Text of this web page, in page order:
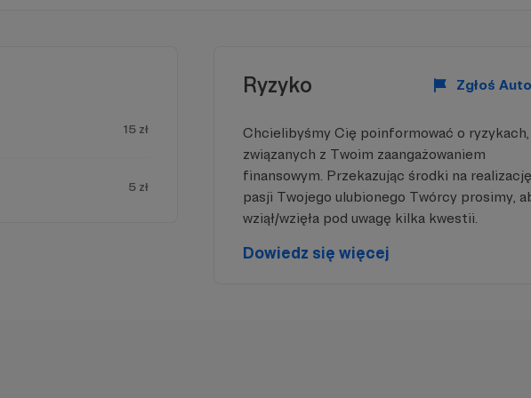
duchowe jest fundamentem
Dostęp do materiałów: W zależności
dostęp do wybranych kursów i
Wpływ na treści: Twoje sugestie
15 zł
5 zł
Ryzyko Zgłoś
Chcielibyśmy Cię poinformować o ryzykach,
związanych z Twoim zaangażowaniem
finansowym. Przekazując środki na realizację
pasji Twojego ulubionego Twórcy prosimy,
wziął/wzięła pod uwagę kilka kwestii.
Dowiedz się więcej